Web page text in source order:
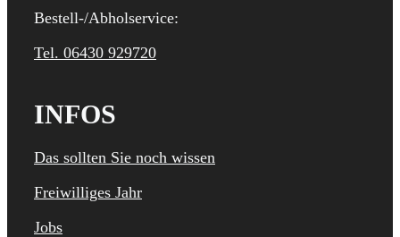
Bestell-/Abholservice:
Tel. 06430 929720
INFOS
Das sollten Sie noch wissen
Freiwilliges Jahr
Jobs